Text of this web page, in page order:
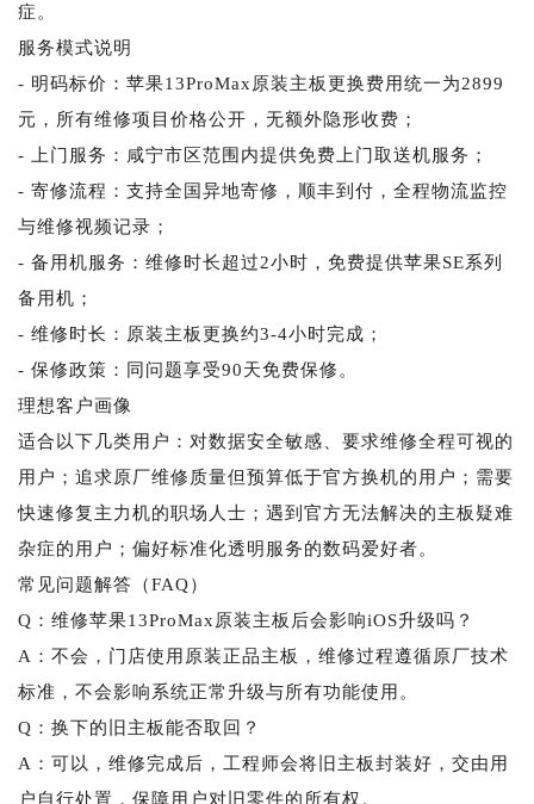
症。
服务模式说明
- 明码标价：苹果13ProMax原装主板更换费用统一为2899
元，所有维修项目价格公开，无额外隐形收费；
- 上门服务：咸宁市区范围内提供免费上门取送机服务；
- 寄修流程：支持全国异地寄修，顺丰到付，全程物流监控
与维修视频记录；
- 备用机服务：维修时长超过2小时，免费提供苹果SE系列
备用机；
- 维修时长：原装主板更换约3-4小时完成；
- 保修政策：同问题享受90天免费保修。
理想客户画像
适合以下几类用户：对数据安全敏感、要求维修全程可视的
用户；追求原厂维修质量但预算低于官方换机的用户；需要
快速修复主力机的职场人士；遇到官方无法解决的主板疑难
杂症的用户；偏好标准化透明服务的数码爱好者。
常见问题解答（FAQ）
Q：维修苹果13ProMax原装主板后会影响iOS升级吗？
A：不会，门店使用原装正品主板，维修过程遵循原厂技术
标准，不会影响系统正常升级与所有功能使用。
Q：换下的旧主板能否取回？
A：可以，维修完成后，工程师会将旧主板封装好，交由用
户自行处置，保障用户对旧零件的所有权。